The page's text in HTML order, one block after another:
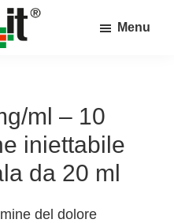
Menu
ml – 10
iniettabile
da 20 ml
del dolore